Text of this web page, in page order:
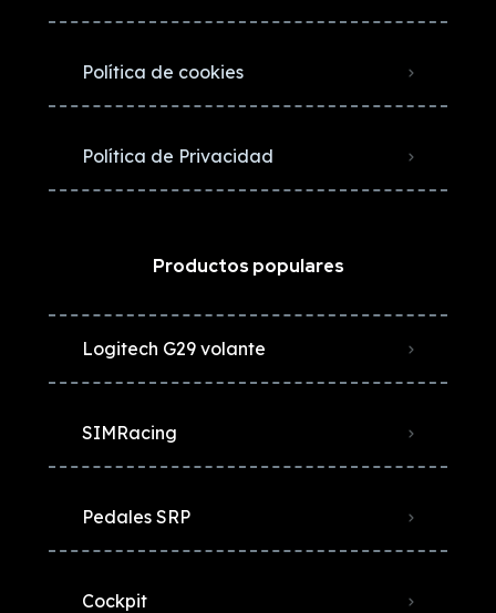
Política de cookies
Política de Privacidad
Productos populares
Logitech G29 volante
SIMRacing
Pedales SRP
Cockpit